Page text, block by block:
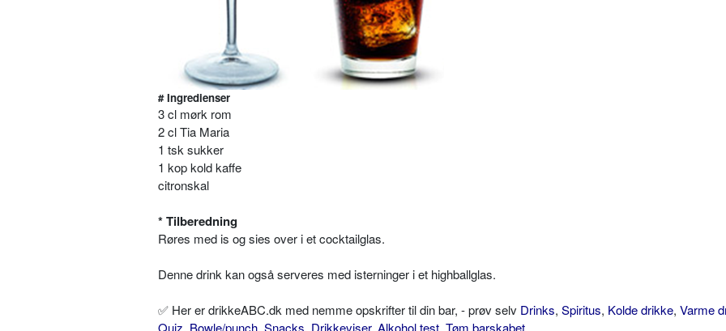
# Ingredienser
3 cl mørk rom
2 cl Tia Maria
1 tsk sukker
1 kop kold kaffe
citronskal
* Tilberedning
Røres med is og sies over i et cocktailglas.
Denne drink kan også serveres med isterninger i et highballglas.
✅ Her er drikkeABC.dk med nemme opskrifter til din bar, - prøv selv Drinks, Spiritus, Kolde drikke, Varme
Quiz, Bowle/punch, Snacks, Drikkeviser, Alkohol test, Tøm barskabet